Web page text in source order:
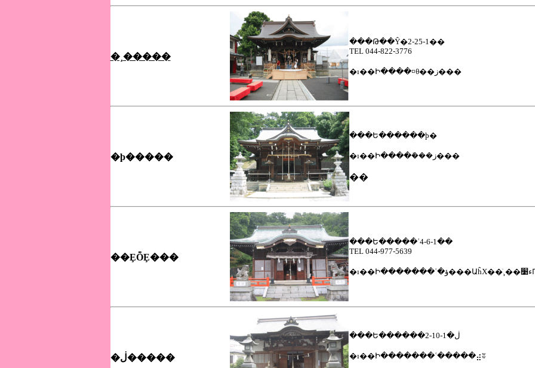
�¸�����
���Թ��Ŷ�2-25-1��
TEL 044-822-3776
�ı��Ի����¤θ��ز���
�ϸ�����
���Ե������ϸ�
�ı��Ի����ܺ���ز���
��
��ȨȬȨ���
���Ե�����ʿ4-6-1��
TEL 044-977-5639
�ڶ�����
���Ե������ڶ�1-10-2
�ı��Ի�������ʿ�����⣴ʬ